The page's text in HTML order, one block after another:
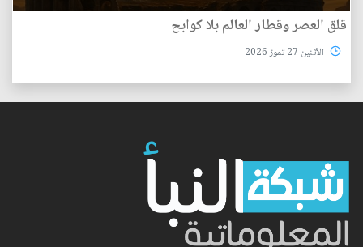
قلق العصر وقطار العالم بلا كوابح
الأثنين 27 تموز 2026